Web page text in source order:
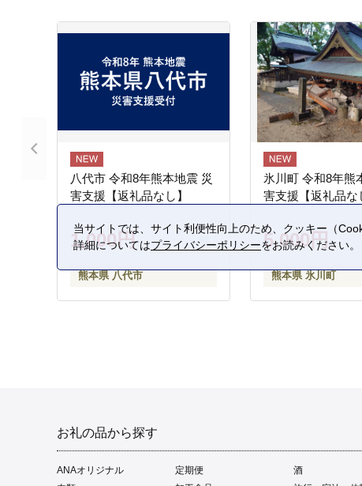
八代市 令和8年熊本地震 災
害支援【返礼品なし】
1,000円
熊本県 八代市
氷川町 令和8年熊
害支援【返礼品な
5,000円
熊本県 氷川町
お礼の品から探す
ANAオリジナル 定期便
酒
当サイトでは、サイト利便性向上のため、クッキー（
詳細についてはプライバシーポリシーをお読みください。